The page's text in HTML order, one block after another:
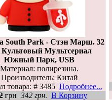
South Park - Стэн Марш. 32
Культовый Мультсериал
Южный Парк, USB
Материал: полирезина.
Производитель: Китай
товара: # 3485 Подробнее...
грн 342 грн. В Корзину